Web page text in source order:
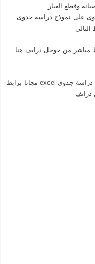
وقطع الغيار
على نموذج دراسة جدوى